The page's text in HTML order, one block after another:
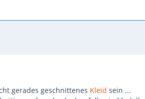
gerades geschnittenes Kleid sein ...